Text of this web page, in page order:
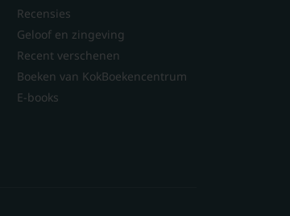
Recensies
Geloof en zingeving
Recent verschenen
Boeken van KokBoekencentrum
E-books